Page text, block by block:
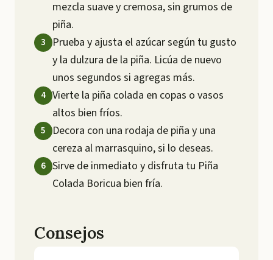
mezcla suave y cremosa, sin grumos de
piña.
Prueba y ajusta el azúcar según tu gusto
y la dulzura de la piña. Licúa de nuevo
unos segundos si agregas más.
Vierte la piña colada en copas o vasos
altos bien fríos.
Decora con una rodaja de piña y una
cereza al marrasquino, si lo deseas.
Sirve de inmediato y disfruta tu Piña
Colada Boricua bien fría.
Consejos